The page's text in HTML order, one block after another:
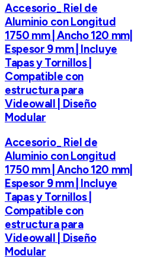
Accesorio_ Riel de
Aluminio con Longitud
1750 mm | Ancho 120 mm|
Espesor 9 mm | Incluye
Tapas y Tornillos |
Compatible con
estructura para
Videowall | Diseño
Modular
Accesorio_ Riel de
Aluminio con Longitud
1750 mm | Ancho 120 mm|
Espesor 9 mm | Incluye
Tapas y Tornillos |
Compatible con
estructura para
Videowall | Diseño
Modular